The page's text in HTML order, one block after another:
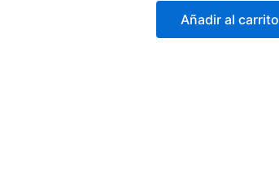
Añadir al carrito